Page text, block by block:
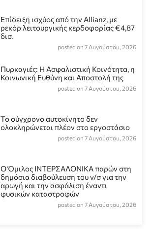
Επίδειξη ισχύος από την Allianz, με
ρεκόρ λειτουργικής κερδοφορίας €4,87
δισ.
posted on 7 Αυγούστου, 2026
Πυρκαγιές: Η Ασφαλιστική Κοινότητα, η
Κοινωνική Ευθύνη και Αποστολή της
posted on 7 Αυγούστου, 2026
Το σύγχρονο αυτοκίνητο δεν
ολοκληρώνεται πλέον στο εργοστάσιο
posted on 7 Αυγούστου, 2026
Ο Όμιλος ΙΝΤΕΡΣΑΛΟΝΙΚΑ παρών στη
δημόσια διαβούλευση του ν/σ για την
αρωγή και την ασφάλιση έναντι
φυσικών καταστροφών
posted on 7 Αυγούστου, 2026